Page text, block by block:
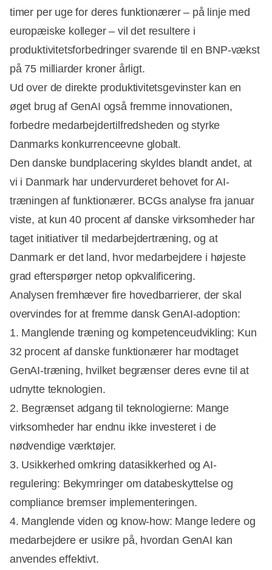
timer per uge for deres funktionærer – på linje med
europæiske kolleger – vil det resultere i
produktivitetsforbedringer svarende til en BNP-vækst
på 75 milliarder kroner årligt.
Ud over de direkte produktivitetsgevinster kan en
øget brug af GenAI også fremme innovationen,
forbedre medarbejdertilfredsheden og styrke
Danmarks konkurrenceevne globalt.
Den danske bundplacering skyldes blandt andet, at
vi i Danmark har undervurderet behovet for AI-
træningen af funktionærer. BCGs analyse fra januar
viste, at kun 40 procent af danske virksomheder har
taget initiativer til medarbejdertræning, og at
Danmark er det land, hvor medarbejdere i højeste
grad efterspørger netop opkvalificering.
Analysen fremhæver fire hovedbarrierer, der skal
overvindes for at fremme dansk GenAI-adoption:
1. Manglende træning og kompetenceudvikling: Kun
32 procent af danske funktionærer har modtaget
GenAI-træning, hvilket begrænser deres evne til at
udnytte teknologien.
2. Begrænset adgang til teknologierne: Mange
virksomheder har endnu ikke investeret i de
nødvendige værktøjer.
3. Usikkerhed omkring datasikkerhed og AI-
regulering: Bekymringer om databeskyttelse og
compliance bremser implementeringen.
4. Manglende viden og know-how: Mange ledere og
medarbejdere er usikre på, hvordan GenAI kan
anvendes effektivt.